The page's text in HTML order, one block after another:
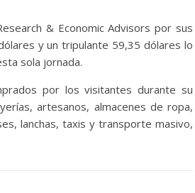
& Economic Advisors por sus
y un tripulante 59,35 dólares lo
sola jornada.
por los visitantes durante su
artesanos, almacenes de ropa,
lanchas, taxis y transporte masivo,